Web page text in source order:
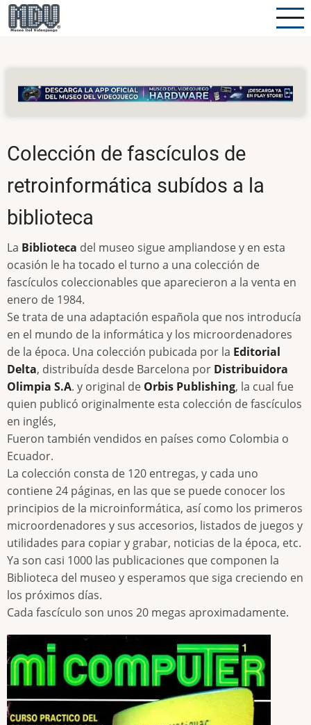
Pasar
al
Colección de fascículos de
retroinformática subídos a la
biblioteca
La Biblioteca del museo sigue ampliandose y en esta
ocasión le ha tocado el turno a una colección de
fascículos coleccionables que aparecieron a la venta en
enero de 1984.
Se trata de una adaptación española que nos introducía
en el mundo de la informática y los microordenadores
de la época. Una colección pubicada por la Editorial
Delta, distribuída desde Barcelona por Distribuidora
Olimpia S.A. y original de Orbis Publishing, la cual fue
quien publicó originalmente esta colección de fascículos
en inglés,
Fueron también vendidos en países como Colombia o
Ecuador.
La colección consta de 120 entregas, y cada uno
contiene 24 páginas, en las que se puede conocer los
principios de la microinformática, así como los primeros
microordenadores y sus accesorios, listados de juegos y
utilidades para copiar y grabar, noticias de la época, etc.
Ya son casi 1000 las publicaciones que componen la
Biblioteca del museo y esperamos que siga creciendo en
los próximos días.
Cada fascículo son unos 20 megas aproximadamente.